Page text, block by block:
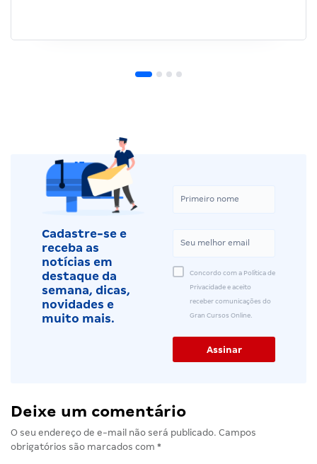
Cadastre-se e
receba as
notícias em
destaque da
semana, dicas,
novidades e
muito mais.
Concordo com a Política de
Privacidade e aceito
receber comunicações do
Gran Cursos Online.
Deixe um comentário
O seu endereço de e-mail não será publicado. Campos
obrigatórios são marcados com *